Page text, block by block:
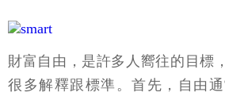
財富自由，是許多人嚮往的目標
很多解釋跟標準。首先，自由